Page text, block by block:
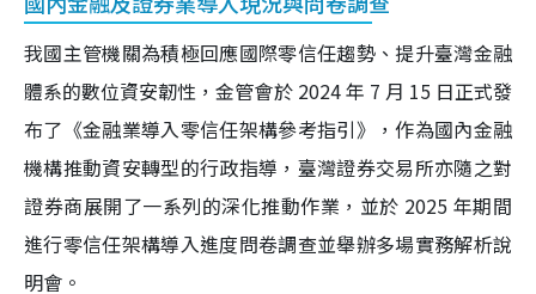
我國主管機關為積極回應國際零信任趨勢、提升臺灣金融
體系的數位資安韌性，金管會於 2024 年 7 月 15 日正式發
布了《金融業導入零信任架構參考指引》，作為國內金融
機構推動資安轉型的行政指導，臺灣證券交易所亦隨之對
證券商展開了一系列的深化推動作業，並於 2025 年期間
進行零信任架構導入進度問卷調查並舉辦多場實務解析說
明會。